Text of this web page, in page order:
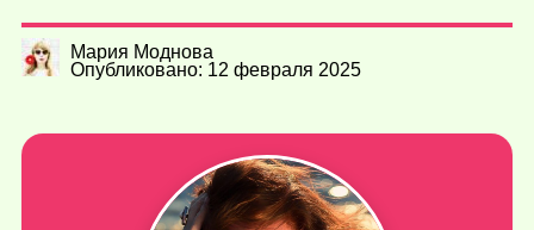
Мария Моднова
Опубликовано: 12 февраля 2025